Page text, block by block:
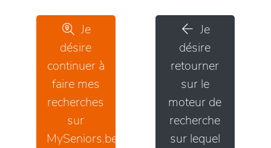
Je
désire
continuer à
faire mes
recherches
sur
MySeniors.be
Je
désire
retourner
sur le
moteur de
recherche
sur lequel